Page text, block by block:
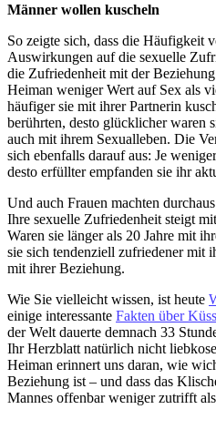
Männer wollen kuscheln
So zeigte sich, dass die Häufigkeit
Auswirkungen auf die sexuelle
die Zufriedenheit mit der
Heiman weniger Wert auf Sex als
häufiger sie mit ihrer Partnerin
berührten, desto glücklicher waren
auch mit ihrem Sexualleben. Die
sich ebenfalls darauf aus: Je
desto erfüllter empfanden sie ihr
Und auch Frauen machten
Ihre sexuelle Zufriedenheit steigt
Waren sie länger als 20 Jahre mit
sie sich tendenziell zufriedener mit
mit ihrer Beziehung.
Wie Sie vielleicht wissen, ist heute
einige interessante Fakten über
der Welt dauerte demnach 33
Ihr Herzblatt natürlich nicht
Heiman erinnert uns daran, wie
Beziehung ist – und dass das
Mannes offenbar weniger zutrifft